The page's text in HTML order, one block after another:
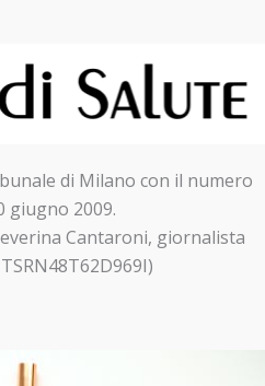
di Milano con il numero
giugno 2009.
Cantaroni, giornalista